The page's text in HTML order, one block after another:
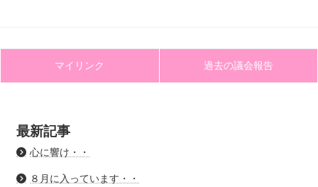
マイリンク 過去の議会報告
最新記事
心に響け・・
８月に入っています・・